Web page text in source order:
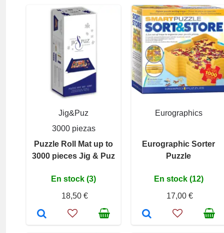
Jig&Puz
3000 piezas
Puzzle Roll Mat up to
3000 pieces Jig & Puz
En stock (3)
18,50 €
Eurographics
Eurographic Sorter
Puzzle
En stock (12)
17,00 €